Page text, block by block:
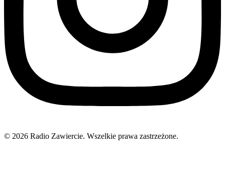
© 2026 Radio Zawiercie. Wszelkie prawa zastrzeżone.